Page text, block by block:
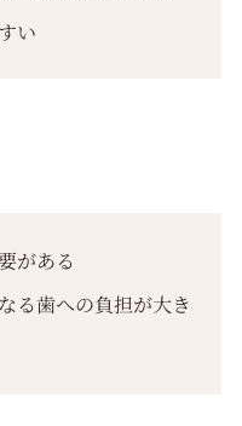
い
がある
る歯への負担が大き